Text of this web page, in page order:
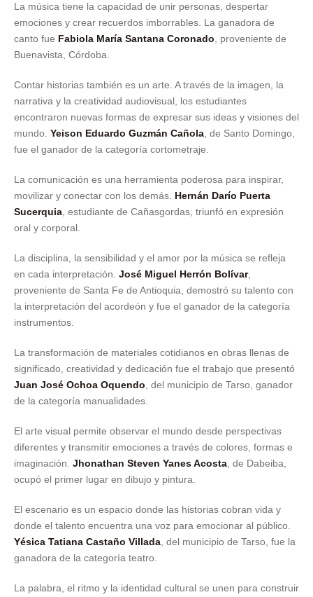
La música tiene la capacidad de unir personas, despertar
emociones y crear recuerdos imborrables. La ganadora de
canto fue Fabiola María Santana Coronado, proveniente de
Buenavista, Córdoba.
Contar historias también es un arte. A través de la imagen, la
narrativa y la creatividad audiovisual, los estudiantes
encontraron nuevas formas de expresar sus ideas y visiones del
mundo. Yeison Eduardo Guzmán Cañola, de Santo Domingo,
fue el ganador de la categoría cortometraje.
La comunicación es una herramienta poderosa para inspirar,
movilizar y conectar con los demás. Hernán Darío Puerta
Sucerquia, estudiante de Cañasgordas, triunfó en expresión
oral y corporal.
La disciplina, la sensibilidad y el amor por la música se refleja
en cada interpretación. José Miguel Herrón Bolívar,
proveniente de Santa Fe de Antioquia, demostró su talento con
la interpretación del acordeón y fue el ganador de la categoría
instrumentos.
La transformación de materiales cotidianos en obras llenas de
significado, creatividad y dedicación fue el trabajo que presentó
Juan José Ochoa Oquendo, del municipio de Tarso, ganador
de la categoría manualidades.
El arte visual permite observar el mundo desde perspectivas
diferentes y transmitir emociones a través de colores, formas e
imaginación. Jhonathan Steven Yanes Acosta, de Dabeiba,
ocupó el primer lugar en dibujo y pintura.
El escenario es un espacio donde las historias cobran vida y
donde el talento encuentra una voz para emocionar al público.
Yésica Tatiana Castaño Villada, del municipio de Tarso, fue la
ganadora de la categoría teatro.
La palabra, el ritmo y la identidad cultural se unen para construir